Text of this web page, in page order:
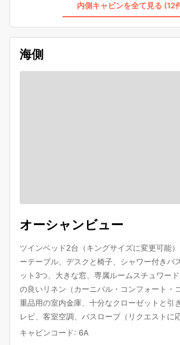
内側キャビンを全て見る (12
海側
オーシャンビュー
ツインベッド2台（キングサイズに変更可能
ーテーブル、デスクと椅子、シャワー付きバ
ット3つ、大きな窓、専属ルームスチュワー
の良いリネン（カーニバル・コンフォート・
重品用の室内金庫、十分なクローゼットと引
レビ、客室空調、バスローブ（リクエストに
キャビンコード: 6A